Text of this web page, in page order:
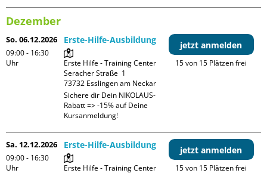
Dezember
So. 06.12.2026
09:00 - 16:30
Uhr
Erste-Hilfe-Ausbildung
Erste Hilfe - Training Center
Seracher Straße  1
Sichere dir Dein NIKOLAUS-
Rabatt => -15% auf Deine
Kursanmeldung!
jetzt anmelden
15 von 15 Plätzen frei
Sa. 12.12.2026
09:00 - 16:30
Uhr
Erste-Hilfe-Ausbildung
Erste Hilfe - Training Center
jetzt anmelden
15 von 15 Plätzen frei